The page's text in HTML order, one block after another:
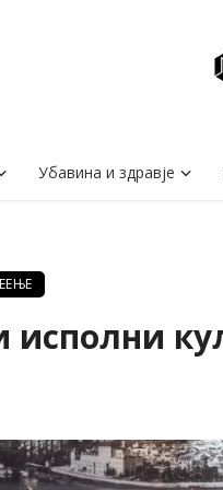
Убавина и здравје
исполни